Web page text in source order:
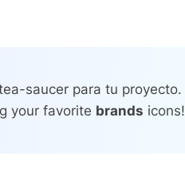
saucer para tu proyecto.
your favorite brands icons!